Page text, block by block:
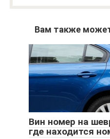
Вам также
Вин номер на
где находится